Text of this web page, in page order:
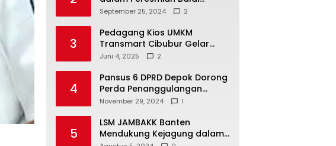
Warga di Sukamaju : Wadah
Aspirasi Masyarakat
September 25, 2024 2
3
Pedagang Kios UMKM
Transmart Cibubur Gelar
Family Gathering di Cisarua,
Kekompakan
Juni 4, 2025 2
4
Pansus 6 DPRD Depok Dorong
Perda Penanggulangan
Kebakaran untuk
November 29, 2024 1
5
LSM JAMBAKK Banten
Mendukung Kejagung dalam